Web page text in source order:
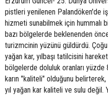
pistleri yenilenen Palandöken'de
hizmeti sunabilmek için hummalı
bazı bölgelerde beklenenden
turizmcinin yüzünü güldürdü. Çoğu
yağan kar, yılbaşı tatilcisini
bölgelerde doluluk oranları yüzde
karın "kaliteli" olduğunu
yıl yağan kar kaliteli ve sulu değil.